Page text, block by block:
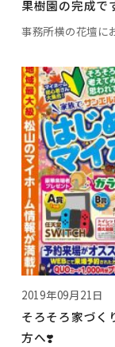
果樹園の完成
事務所横の花壇
2019年09月21日
そろそろ家づく
方へ❣️